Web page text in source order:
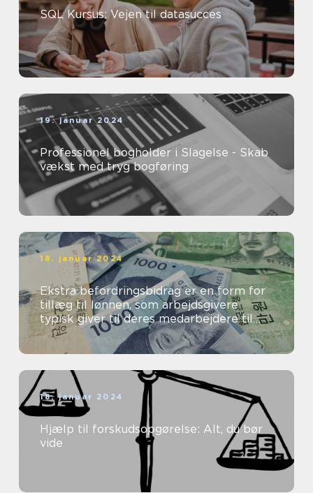
SQL Kursus: Vejen til datasucces
19. januar 2024
Professionel bogholder i Slagelse - Skab
vækst med tryg bogføring
18. januar 2024
Ekstra befordringsbidrag er en form for
tillæg til lønnen, som arbejdsgivere
typisk giver til deres medarbejdere til
dækning af transportomkostninger ...
18. januar 2024
Hjælp til forskudsopgørelse: Alt, du bør
vide